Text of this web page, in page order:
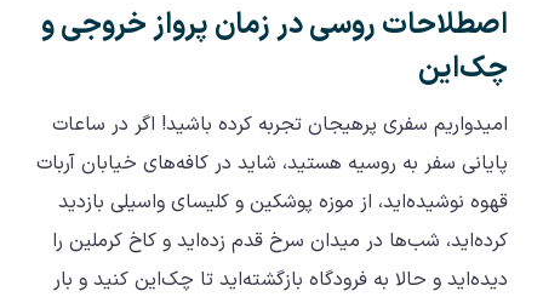
اصطلاحات روسی در زمان پرواز خروجی و
چک‌این
امیدواریم سفری پرهیجان تجربه کرده باشید! اگر در ساعات
پایانی سفر به روسیه هستید، شاید در کافه‌های خیابان آربات
قهوه نوشیده‌اید، از موزه پوشکین و کلیسای واسیلی بازدید
کرده‌اید، شب‌ها در میدان سرخ قدم زده‌اید و کاخ کرملین را
دیده‌اید و حالا به فرودگاه بازگشته‌اید تا چک‌این کنید و بار